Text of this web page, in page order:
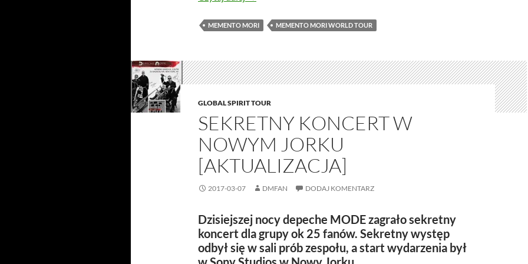
MEMENTO MORI MEMENTO MORI WORLD TOUR
GLOBAL SPIRIT TOUR
SEKRETNY KONCERT W
NOWYM JORKU
[AKTUALIZACJA]
2017-03-07 DMFAN DODAJ KOMENTARZ
Dzisiejszej nocy depeche MODE zagrało sekretny
koncert dla grupy ok 25 fanów. Sekretny występ
odbył się w sali prób zespołu, a start wydarzenia był